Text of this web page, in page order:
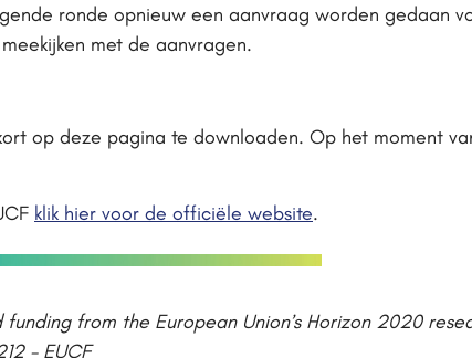
ronde opnieuw een aanvraag worden gedaan
met de aanvragen.
op deze pagina te downloaden. Op het moment
klik hier voor de officiële website.
funding from the European Union’s Horizon 2020
- EUCF